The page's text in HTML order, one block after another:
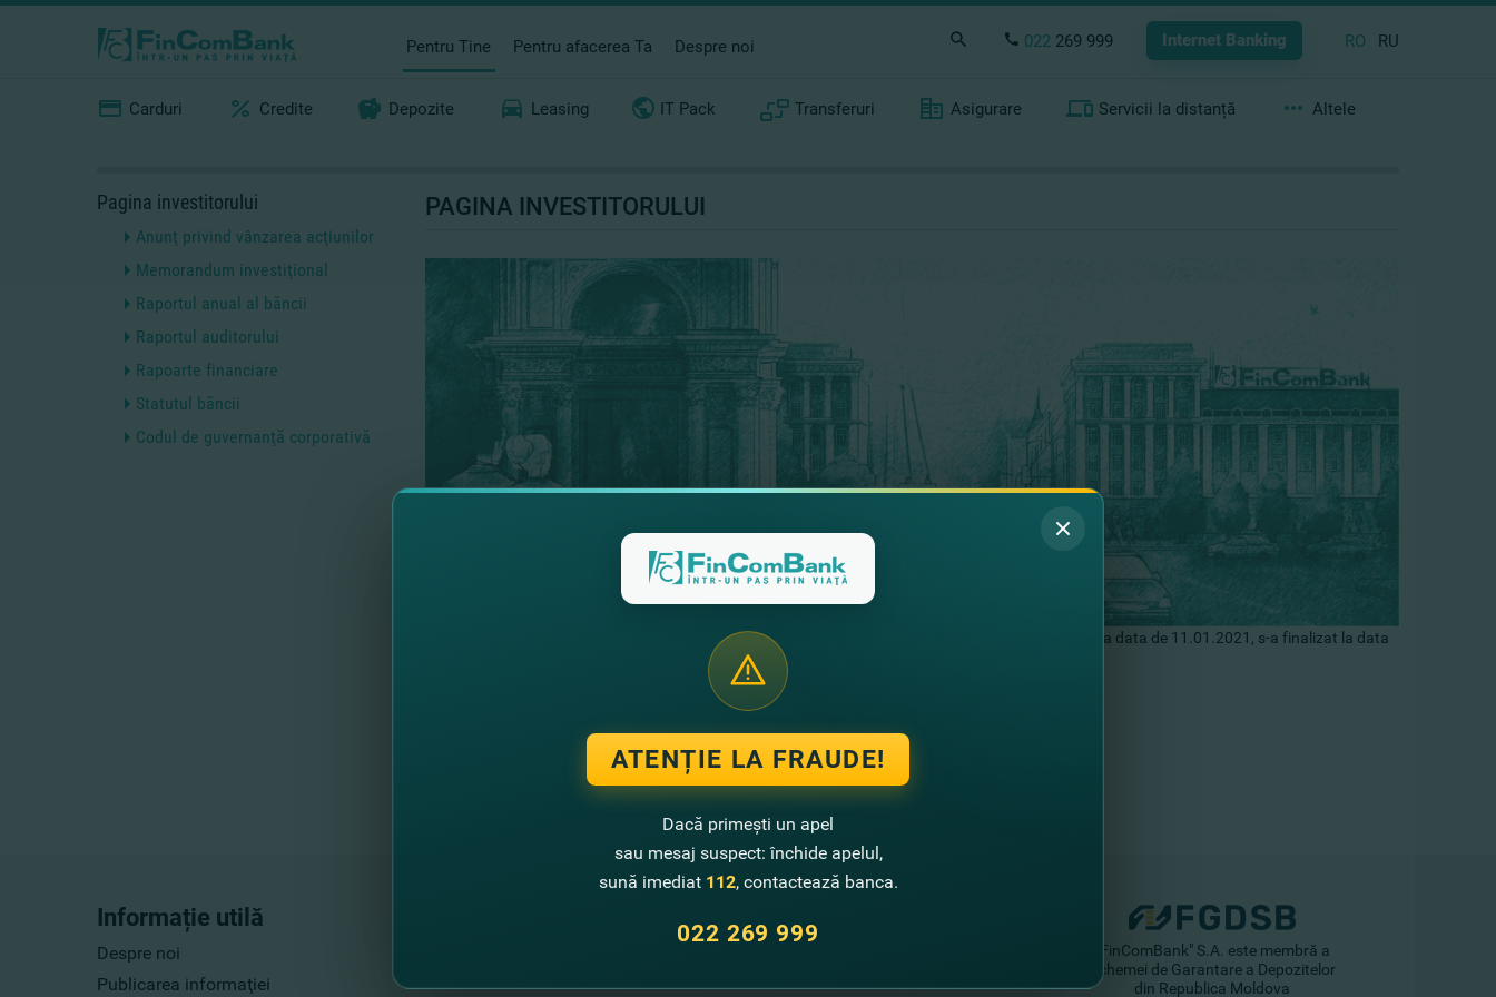
Pentru Tine Pentru afacerea Ta Despre noi 022 269 999 Internet Banking RO RU
Carduri Credite Depozite Leasing IT Pack Transferuri Asigurare Servicii la distanță Altele
Pagina investitorului
Anunţ privind vânzarea acţiunilor
Memorandum investiţional
Raportul anual al băncii
Raportul auditorului
Rapoarte financiare
Statutul băncii
Codul de guvernanţă corporativă
PAGINA INVESTITORULUI
Expunerea spre vânzare a acţiunilor Băncii emisiunii suplimentare a XX, care a fost anunţată până la data de 11.01.2021, s-a finalizat la data
de 04.01.2022 în legătura cu vânzarea numărului total de acţiuni expuse spre vânzare.
Informație utilă
Despre noi
Publicarea informaţiei
Contactează-ne
"FinComBank" S.A. este membră a
Schemei de Garantare a Depozitelor
din Republica Moldova
ATENȚIE LA FRAUDE!
Dacă primești un apel
sau mesaj suspect: închide apelul,
sună imediat 112, contactează banca.
022 269 999